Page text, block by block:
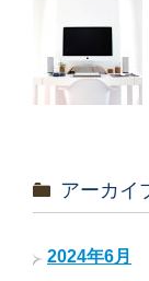
アーカイ
2024年6月